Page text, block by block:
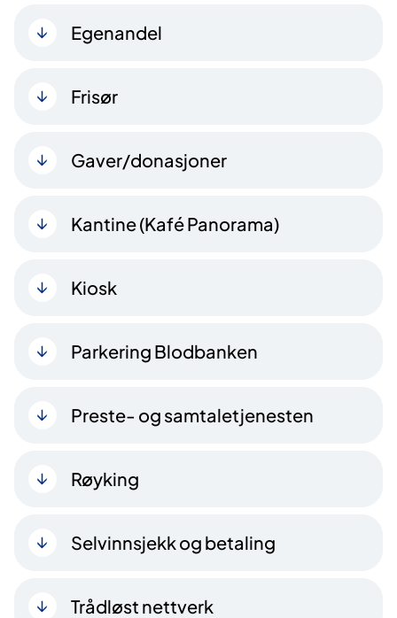
Egenandel
Frisør
Gaver/donasjoner
Kantine (Kafé Panorama)
Kiosk
Parkering Blodbanken
Preste- og samtaletjenesten
Røyking
Selvinnsjekk og betaling
Trådløst nettverk